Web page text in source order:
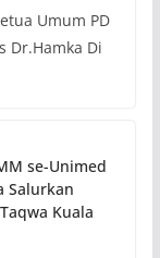
Umum PD
Dr.Hamka Di
se-Unimed
Salurkan
Kuala